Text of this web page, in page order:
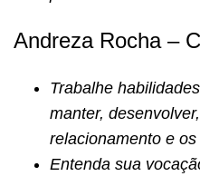
Andreza Rocha –
Trabalhe
manter,
relacionamento e
Entenda sua